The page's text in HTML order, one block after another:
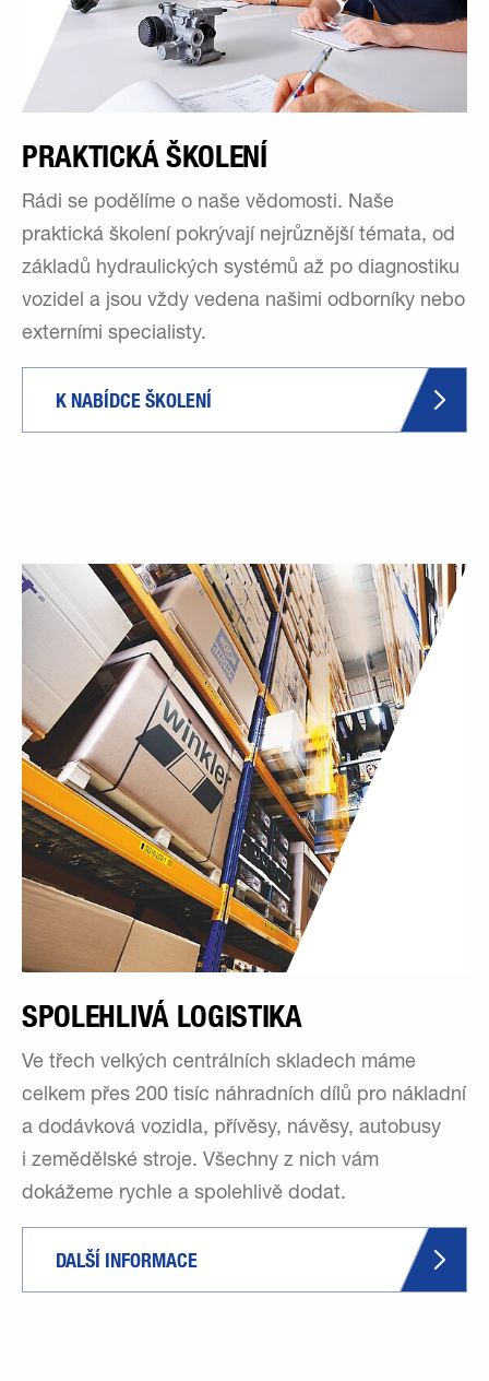
PRAKTICKÁ ŠKOLENÍ
Rádi se podělíme o naše vědomosti. Naše
praktická školení pokrývají nejrůznější témata, od
základů hydraulických systémů až po diagnostiku
vozidel a jsou vždy vedena našimi odborníky nebo
externími specialisty.
K NABÍDCE ŠKOLENÍ
SPOLEHLIVÁ LOGISTIKA
Ve třech velkých centrálních skladech máme
celkem přes 200 tisíc náhradních dílů pro nákladní
a dodávková vozidla, přívěsy, návěsy, autobusy
i zemědělské stroje. Všechny z nich vám
dokážeme rychle a spolehlivě dodat.
DALŠÍ INFORMACE